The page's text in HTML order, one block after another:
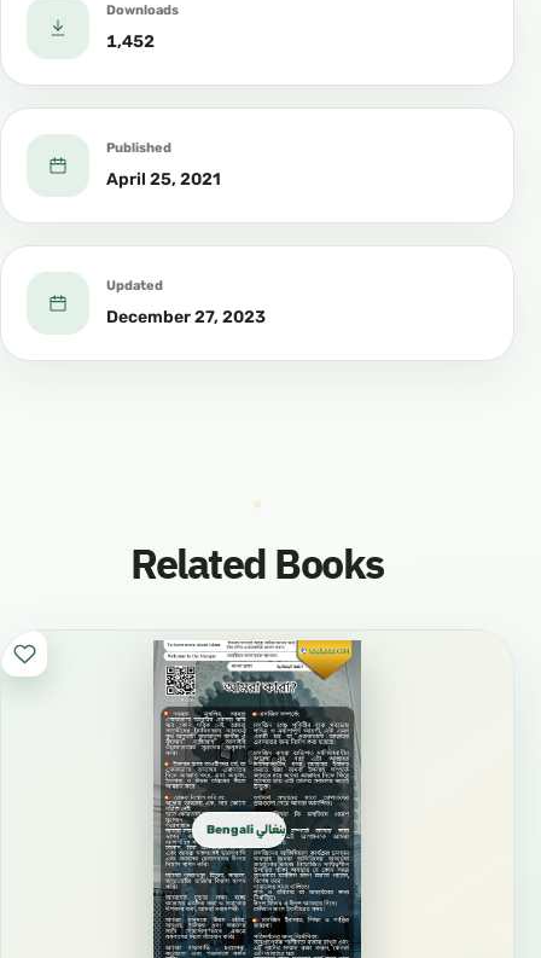
Downloads
1,452
Published
April 25, 2021
Updated
December 27, 2023
Related Books
Bengali بنغالي বাংলা